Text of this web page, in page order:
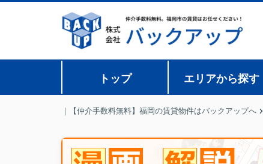
トップ エリアから探す
｜【仲介手数料無料】福岡の賃貸物件はバックアップへ